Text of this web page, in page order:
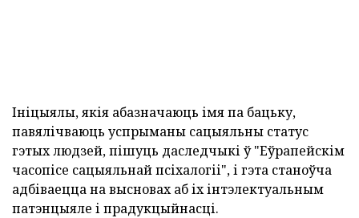
Ініцыялы, якія абазначаюць імя па бацьку,
павялічваюць успрыманы сацыяльны статус
гэтых людзей, пішуць даследчыкі ў "Еўрапейскім
часопісе сацыяльнай псіхалогіі", і гэта станоўча
адбіваецца на высновах аб іх інтэлектуальным
патэнцыяле і прадукцыйнасці.